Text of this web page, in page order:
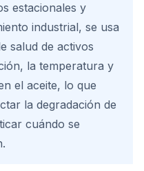
estacionales y
industrial, se usa
salud de activos
la temperatura y
el aceite, lo que
la degradación de
cuándo se